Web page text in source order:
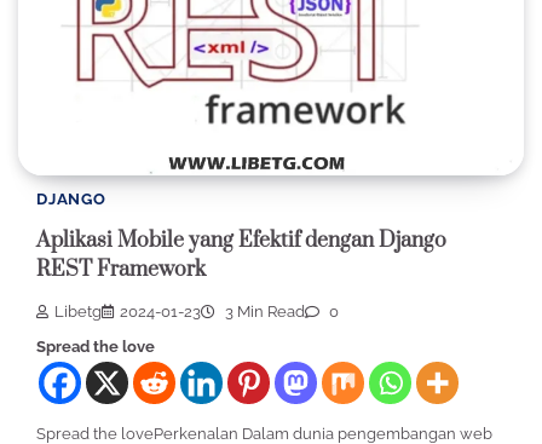
DJANGO
Aplikasi Mobile yang Efektif dengan Django
REST Framework
Libetg 2024-01-23 3 Min Read
0
Spread the love
Spread the lovePerkenalan Dalam dunia pengembangan web